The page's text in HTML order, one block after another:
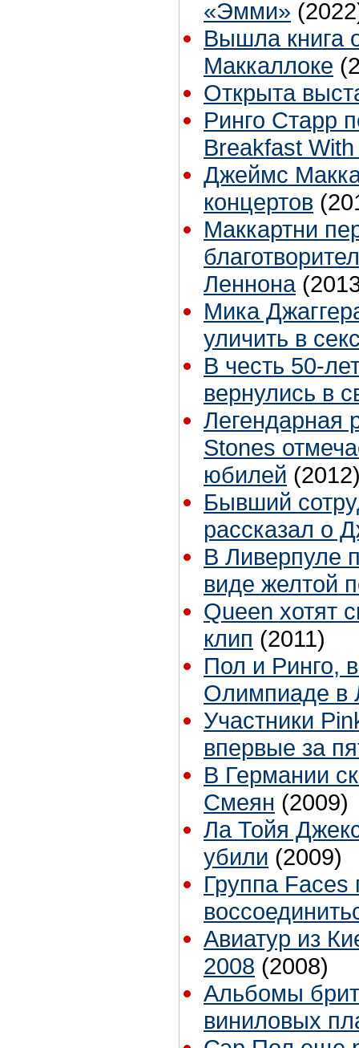
«Эмми»
Вышла книга
Маккаллоке
Открыта
Ринго Старр
Breakfast
Джеймс
концертов
Маккартни
Леннона
Мика
уличить в
В честь 50-
вернулись в
Легендарная
Stones
юбилей
Бывший
рассказал о
В Ливерпуле
виде желтой
Queen хотят
клип (2011)
Пол и Ринго,
Олимпиаде в
Участники
впервые за
В Германии
Смеян (2009)
Ла Тойя
убили (2009)
Группа Faces
Авиатур из
2008 (2008)
Альбомы
виниловых